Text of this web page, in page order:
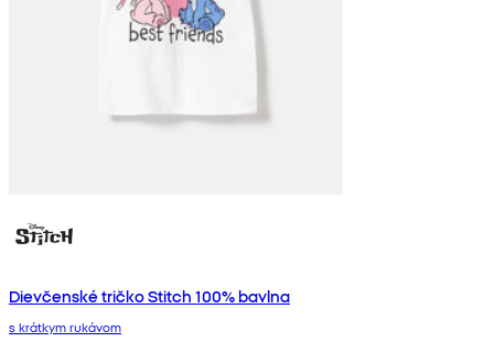
Dievčenské tričko Stitch 100% bavlna
s krátkym rukávom